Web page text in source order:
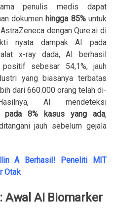
penulis medis dapat
dokumen hingga 85%untuk
dengan Qure.ai di
nyata dampak AI pada
x-ray dada, AI berhasil
sebesar 54,1%, jauh
yang biasanya terbatas
dari 660.000 orang telah di-
AI mendeteksi
8% kasus yang ada,
jauh sebelum gejala
A Berhasil! Peneliti MIT
Otak
Awal AI Biomarker